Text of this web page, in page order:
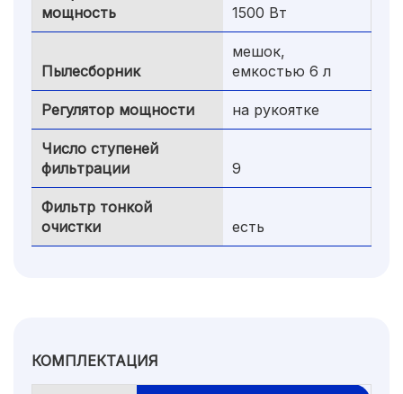
мощность
1500 Вт
Пылесборник
мешок,
емкостью 6 л
Регулятор мощности на рукоятке
Число ступеней
фильтрации
9
Фильтр тонкой
очистки
есть
КОМПЛЕКТАЦИЯ